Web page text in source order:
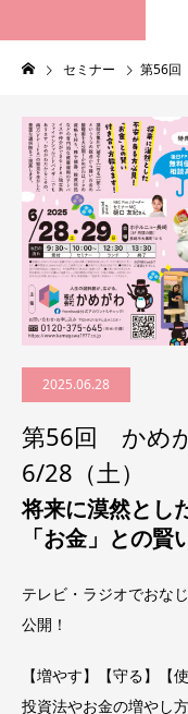
セミナー 第56回
2025.06.28
第56回 かめ
6/28（土）
将来に漠然とし
「お金」との賢
テレビ・ラジオでおな
公開！
【増やす】【守る】【
投資法やお金の増やし